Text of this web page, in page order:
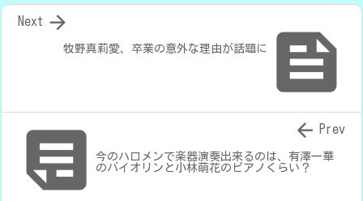

牧野真莉愛、卒業の意外な理由が話題に

Next
今のハロメンで楽器演奏出来るのは、有澤一華
のバイオリンと小林萌花のピアノくらい？
 Prev